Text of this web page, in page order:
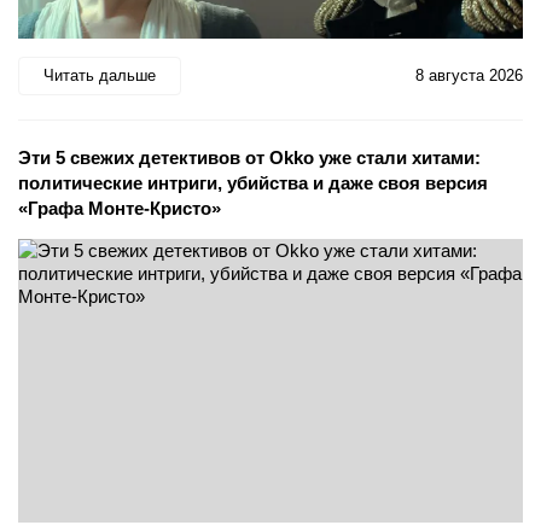
Читать дальше 8 августа 2026
Эти 5 свежих детективов от Okko уже стали хитами:
политические интриги, убийства и даже своя версия
«Графа Монте-Кристо»